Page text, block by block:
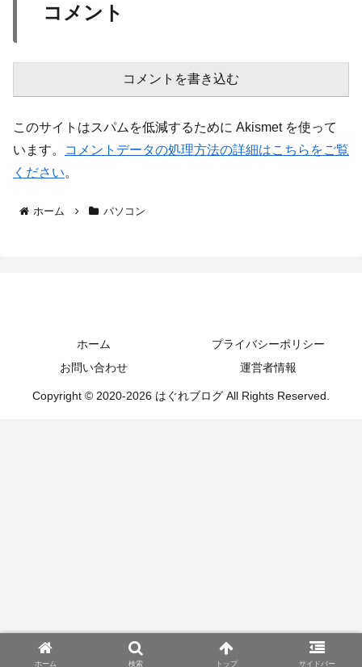
コメント
コメントを書き込む
このサイトはスパムを低減するために Akismet を使って
います。
コメントデータの処理方法の詳細はこちらをご覧
ください。
ホーム パソコン
ホーム
プライバシーポリシー
お問い合わせ
運営者情報
Copyright © 2020-2026 はぐれブログ All Rights Reserved.
ホーム 検索 トップ サイドバー